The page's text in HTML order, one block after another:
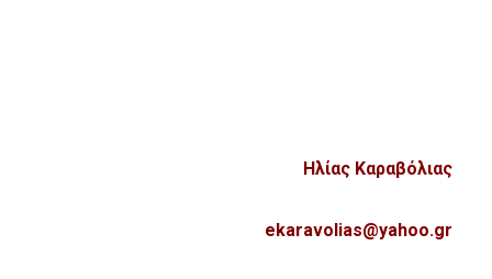
Ηλίας Καραβόλιας
ekaravolias@yahoo.gr